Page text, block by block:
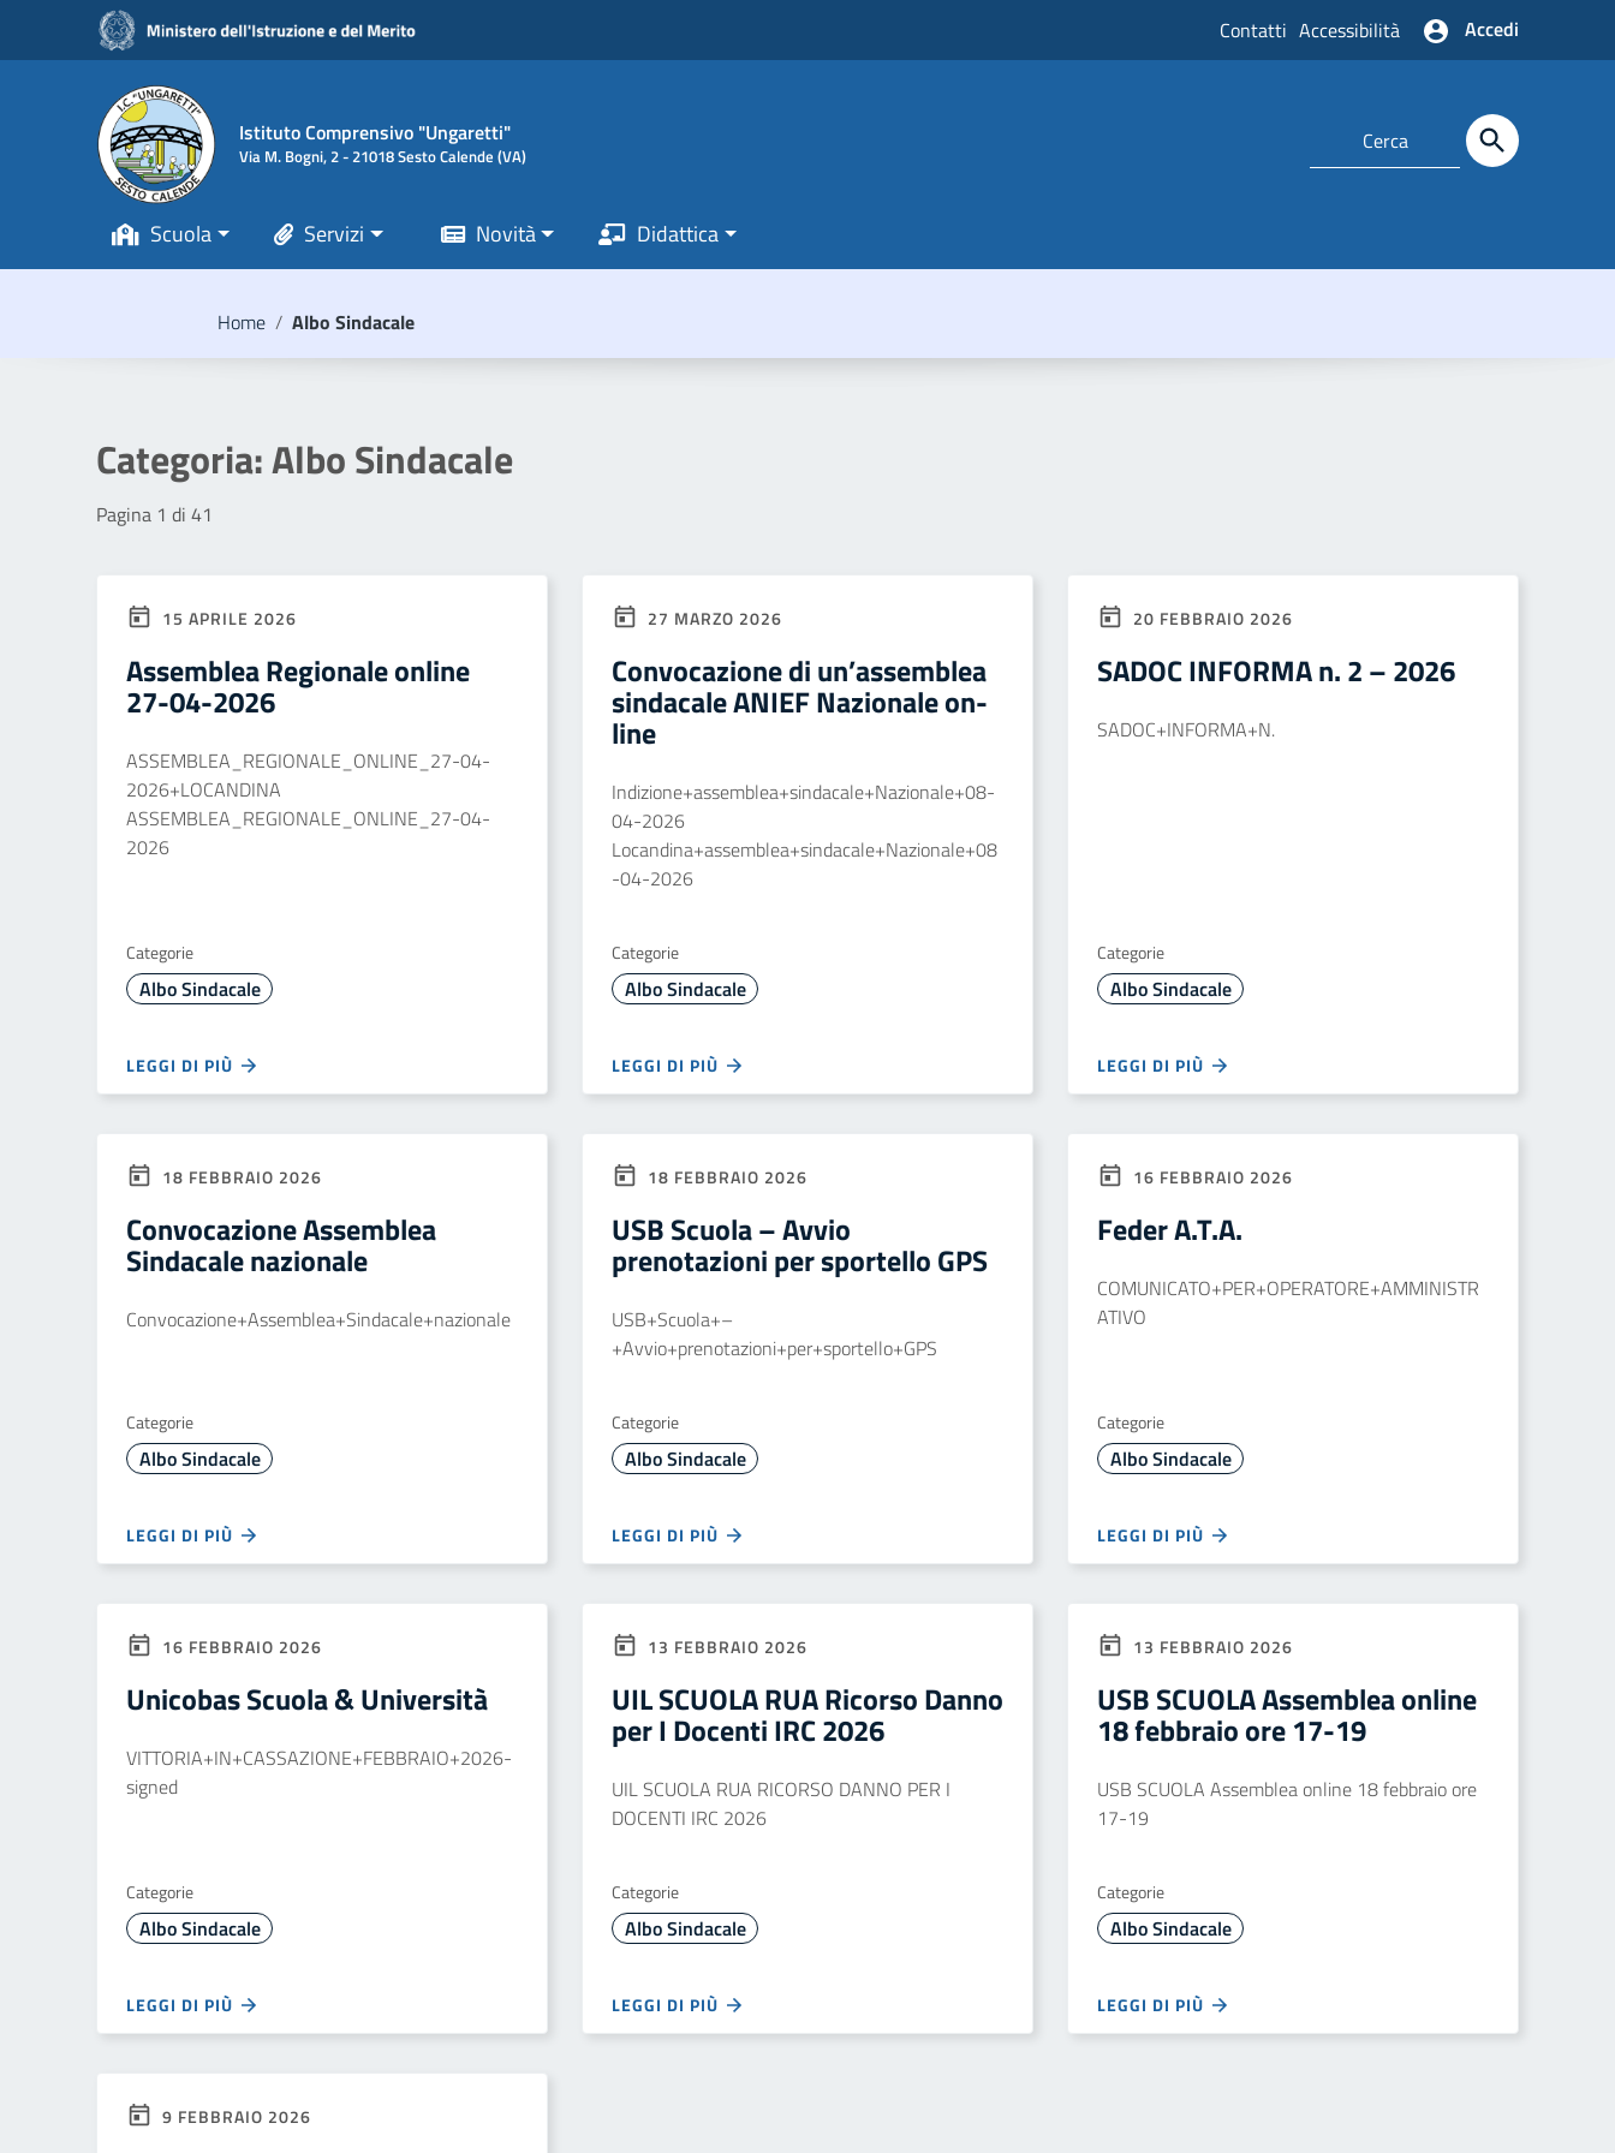
Vai ai contenuti
Vai al menu di navigazione
Vai al footer
Contatti Accessibilità Accedi
Istituto Comprensivo "Ungaretti"
Via M. Bogni, 2 - 21018 Sesto Calende (VA)
Scuola Servizi Novità Didattica
Home / Albo Sindacale
Categoria:Albo Sindacale
Pagina 1 di 41
15 APRILE 2026
Assemblea Regionale online
27-04-2026
ASSEMBLEA_REGIONALE_ONLINE_27-04-
2026+LOCANDINA
ASSEMBLEA_REGIONALE_ONLINE_27-04-
2026
Categorie
Albo Sindacale
LEGGI DI PIÙ
27 MARZO 2026
Convocazione di un’assemblea
sindacale ANIEF Nazionale on-
line
Indizione+assemblea+sindacale+Nazionale+08-
04-2026
Locandina+assemblea+sindacale+Nazionale+08
-04-2026
Categorie
Albo Sindacale
LEGGI DI PIÙ
20 FEBBRAIO 2026
SADOC INFORMA n. 2 – 2026
SADOC+INFORMA+N.
Categorie
Albo Sindacale
LEGGI DI PIÙ
18 FEBBRAIO 2026
Convocazione Assemblea
Sindacale nazionale
Convocazione+Assemblea+Sindacale+nazionale
Categorie
Albo Sindacale
LEGGI DI PIÙ
18 FEBBRAIO 2026
USB Scuola – Avvio
prenotazioni per sportello GPS
USB+Scuola+–
+Avvio+prenotazioni+per+sportello+GPS
Categorie
Albo Sindacale
LEGGI DI PIÙ
16 FEBBRAIO 2026
Feder A.T.A.
COMUNICATO+PER+OPERATORE+AMMINISTR
ATIVO
Categorie
Albo Sindacale
LEGGI DI PIÙ
16 FEBBRAIO 2026
Unicobas Scuola & Università
VITTORIA+IN+CASSAZIONE+FEBBRAIO+2026-
signed
Categorie
Albo Sindacale
LEGGI DI PIÙ
13 FEBBRAIO 2026
UIL SCUOLA RUA Ricorso Danno
per I Docenti IRC 2026
UIL SCUOLA RUA RICORSO DANNO PER I
DOCENTI IRC 2026
Categorie
Albo Sindacale
LEGGI DI PIÙ
13 FEBBRAIO 2026
USB SCUOLA Assemblea online
18 febbraio ore 17-19
USB SCUOLA Assemblea online 18 febbraio ore
17-19
Categorie
Albo Sindacale
LEGGI DI PIÙ
9 FEBBRAIO 2026